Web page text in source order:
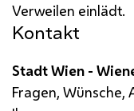
Verweilen einlädt.
Kontakt
Stadt Wien -
Fragen, Wünsche,